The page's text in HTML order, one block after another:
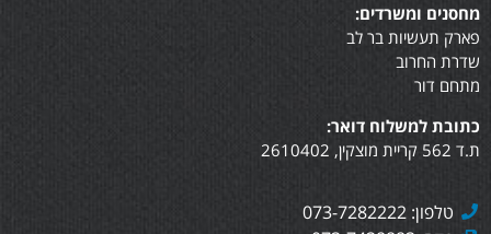
מחסנים ומשרדים:
פארק תעשיות בר לב
שדרת החרוב
מתחם דור
כתובת למשלוח דואר:
ת.ד 562 קריית מוצקין, 2610402
טלפון: 073-7282222